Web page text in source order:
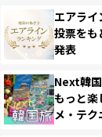
エアラ
投票をも
発表
Next韓
もっと楽
メ・テク